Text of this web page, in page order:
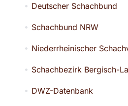
Deutscher Schachbund
Schachbund NRW
Niederrheinischer
Schachbezirk Bergisch-
DWZ-Datenbank